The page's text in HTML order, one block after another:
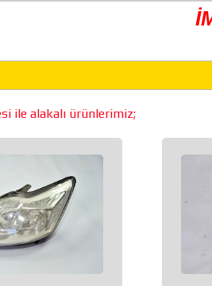
ile alakalı ürünlerimiz;